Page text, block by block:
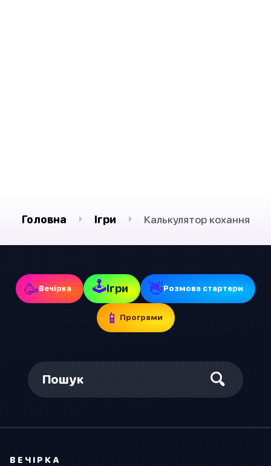
Головна Ігри Калькулятор кохання
🥳Вечірка 🕹Ігри 👋Pозмова стартери
📱 Програми
Пошук
ВЕЧІРКА